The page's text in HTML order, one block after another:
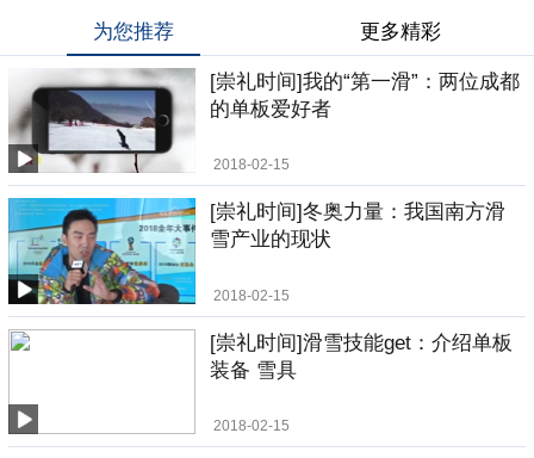
为您推荐 更多精彩
[崇礼时间]我的“第一滑”：两位成都
的单板爱好者
2018-02-15
[崇礼时间]冬奥力量：我国南方滑
雪产业的现状
2018-02-15
[崇礼时间]滑雪技能get：介绍单板
装备 雪具
2018-02-15